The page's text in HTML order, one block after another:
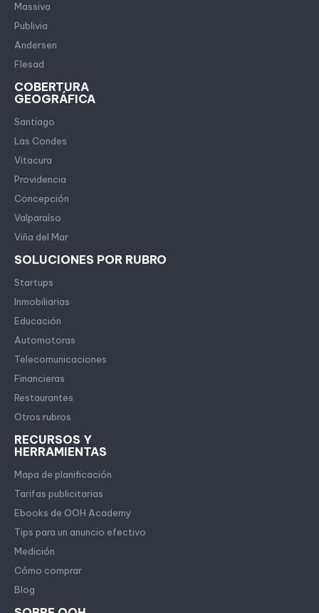
Massiva
Publivia
Andersen
Flesad
COBERTURA
GEOGRÁFICA
Santiago
Las Condes
Vitacura
Providencia
Concepción
Valparaíso
Viña del Mar
SOLUCIONES POR RUBRO
Startups
Inmobiliarias
Educación
Automotoras
Telecomunicaciones
Financieras
Restaurantes
Otros rubros
RECURSOS Y
HERRAMIENTAS
Mapa de planificación
Tarifas publicitarias
Ebooks de OOH Academy
Tips para un anuncio efectivo
Medición
Cómo comprar
Blog